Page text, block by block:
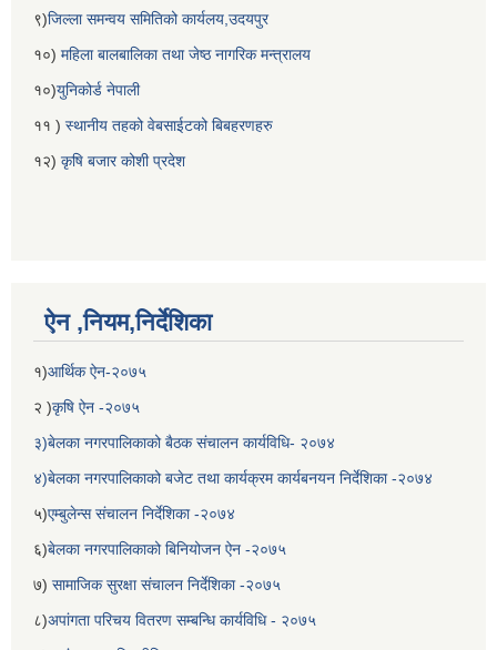
९)जिल्ला समन्वय समितिको कार्यलय,उदयपुर
१०) महिला बालबालिका तथा जेष्ठ नागरिक मन्त्रालय
१०)युनिकोर्ड नेपाली
११ ) स्थानीय तहको वेबसाईटको बिबहरणहरु
१२) कृषि बजार कोशी प्रदेश
ऐन ,नियम,निर्देशिका
१)आर्थिक ऐन-२०७५
२ )कृषि ऐन -२०७५
३)बेलका नगरपालिकाको बैठक संचालन कार्यविधि- २०७४
४)बेलका नगरपालिकाको बजेट तथा कार्यक्रम कार्यबनयन निर्देशिका -२०७४
५)एम्बुलेन्स संचालन निर्देशिका -२०७४
६)बेलका नगरपालिकाको बिनियोजन ऐन -२०७५
७) सामाजिक सुरक्षा संचालन निर्देशिका -२०७५
८)अपांगता परिचय वितरण सम्बन्धि कार्यविधि - २०७५